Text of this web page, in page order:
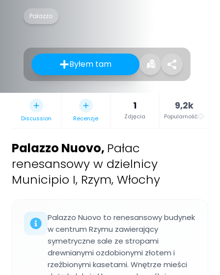
Palazzo
Byłem tam
Discussion Recenzje
1
Zdjęcia
9,2k
Popularność
Palazzo Nuovo, Pałac
renesansowy w dzielnicy
Municipio I, Rzym, Włochy
Palazzo Nuovo to renesansowy budynek
w centrum Rzymu zawierający
symetryczne sale ze stropami
drewnianymi ozdobionymi złotem i
rzeźbionymi kasetami. Wnętrze mieści